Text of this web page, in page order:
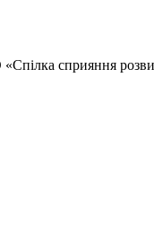
сприяння